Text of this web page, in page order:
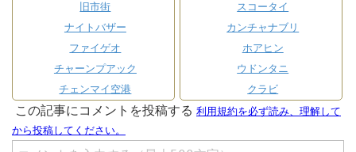
旧市街
ナイトバザー
ファイゲオ
チャーンプアック
チェンマイ空港
スコータイ
カンチャナブリ
ホアヒン
ウドンタニ
クラビ